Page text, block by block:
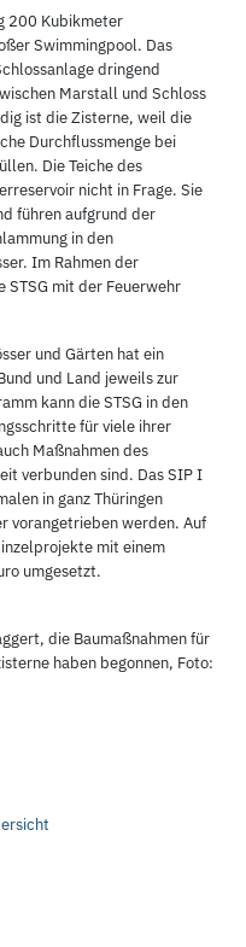
200 Kubikmeter
Swimmingpool. Das
dringend
Marstall und Schloss
ist die Zisterne, weil die
Durchflussmenge bei
Die Teiche des
nicht in Frage. Sie
führen aufgrund der
in den
Im Rahmen der
mit der Feuerwehr
und Gärten hat ein
und Land jeweils zur
kann die STSG in den
für viele ihrer
Maßnahmen des
verbunden sind. Das SIP I
in ganz Thüringen
vorangetrieben werden. Auf
mit einem
umgesetzt.
die Baumaßnahmen für
haben begonnen, Foto: